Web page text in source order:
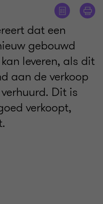
dat een
gebouwd
leveren, als dit
aan de verkoop
Dit is
verkoopt,